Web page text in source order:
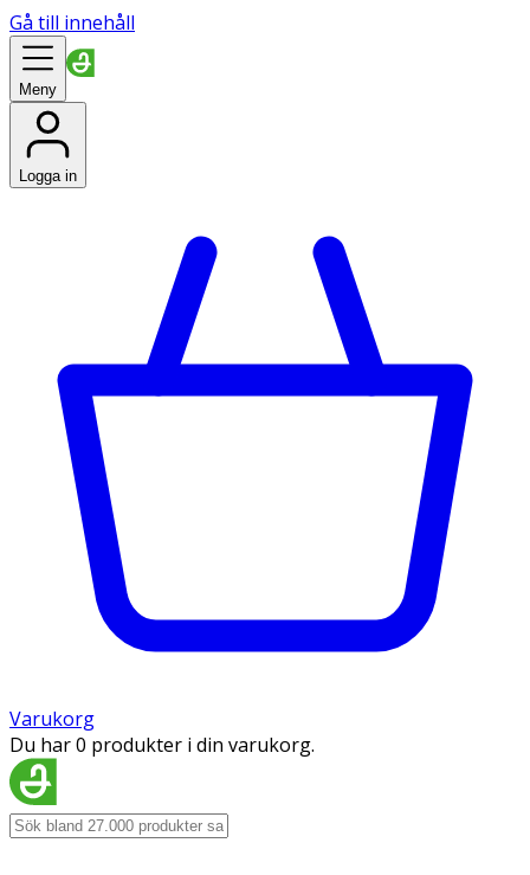
Gå till innehåll
Meny
Logga in
Varukorg
Du har 0 produkter i din varukorg.